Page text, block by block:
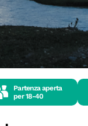
Partenza aperta
per18-40